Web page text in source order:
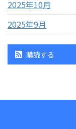
2025年10月
2025年9月
購読する